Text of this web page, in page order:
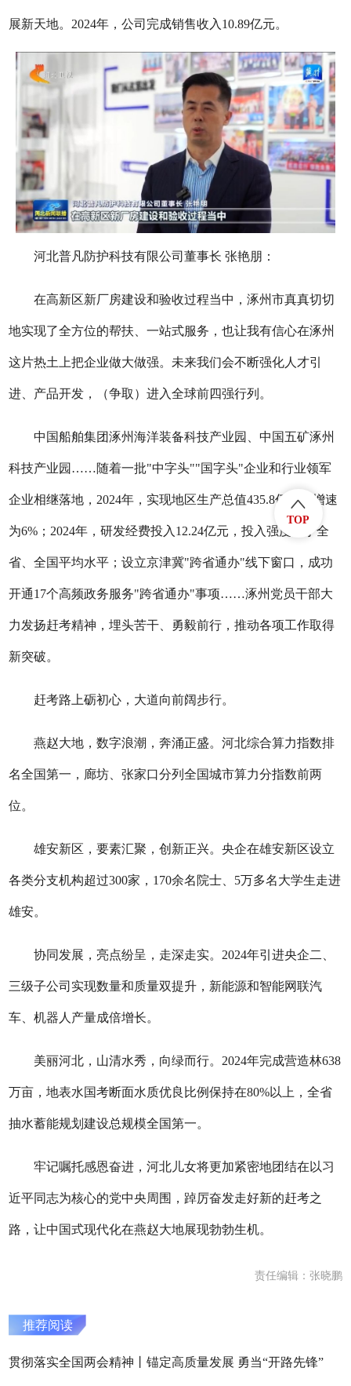
展新天地。2024年，公司完成销售收入10.89亿元。
河北普凡防护科技有限公司董事长 张艳朋：
在高新区新厂房建设和验收过程当中，涿州市真真切切
地实现了全方位的帮扶、一站式服务，也让我有信心在涿州
这片热土上把企业做大做强。未来我们会不断强化人才引
进、产品开发，（争取）进入全球前四强行列。
中国船舶集团涿州海洋装备科技产业园、中国五矿涿州
科技产业园……随着一批"中字头""国字头"企业和行业领军
企业相继落地，2024年，实现地区生产总值435.8亿元，增速
为6%；2024年，研发经费投入12.24亿元，投入强度高于全
省、全国平均水平；设立京津冀"跨省通办"线下窗口，成功
开通17个高频政务服务"跨省通办"事项……涿州党员干部大
力发扬赶考精神，埋头苦干、勇毅前行，推动各项工作取得
新突破。
赶考路上砺初心，大道向前阔步行。
燕赵大地，数字浪潮，奔涌正盛。河北综合算力指数排
名全国第一，廊坊、张家口分列全国城市算力分指数前两
位。
雄安新区，要素汇聚，创新正兴。央企在雄安新区设立
各类分支机构超过300家，170余名院士、5万多名大学生走进
雄安。
协同发展，亮点纷呈，走深走实。2024年引进央企二、
三级子公司实现数量和质量双提升，新能源和智能网联汽
车、机器人产量成倍增长。
美丽河北，山清水秀，向绿而行。2024年完成营造林638
万亩，地表水国考断面水质优良比例保持在80%以上，全省
抽水蓄能规划建设总规模全国第一。
牢记嘱托感恩奋进，河北儿女将更加紧密地团结在以习
近平同志为核心的党中央周围，踔厉奋发走好新的赶考之
路，让中国式现代化在燕赵大地展现勃勃生机。
责任编辑：张晓鹏
推荐阅读
贯彻落实全国两会精神丨锚定高质量发展 勇当“开路先锋”
TOP